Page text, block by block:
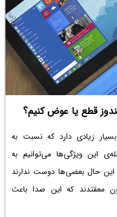
قطع یا عوض کنیم؟
زیادی دارد که نسبت به
این ویژگی‌ها می‌توانیم به
این حال بعضی‌ها دوست ندارند
معقتدند که این صدا باعث